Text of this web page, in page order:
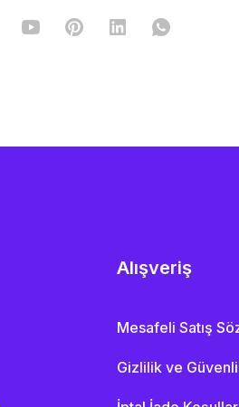
Alışveriş
Mesafeli Satış
Gizlilik ve